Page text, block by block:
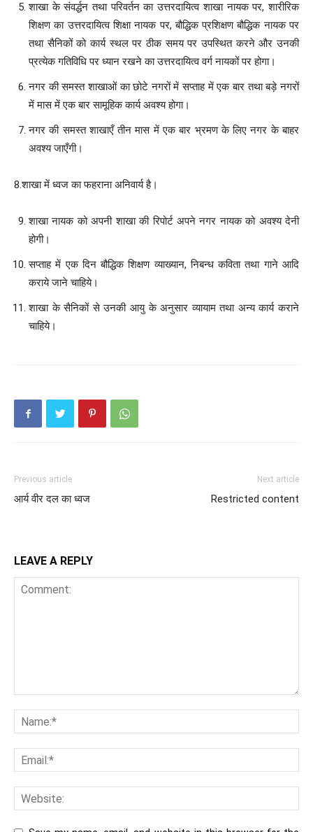
शाखा के संवर्द्धन तथा परिवर्तन का उत्तरदायित्व शाखा नायक पर, शारीरिक
शिक्षण का उत्तरदायित्व शिक्षा नायक पर, बौद्धिक प्रशिक्षण बौद्धिक नायक पर
तथा सैनिकों को कार्य स्थल पर ठीक समय पर उपस्थित करने और उनकी
प्रत्येक गतिविधि पर ध्यान रखने का उत्तरदायित्व वर्ग नायकों पर होगा।
नगर की समस्त शाखाओं का छोटे नगरों में सप्ताह में एक बार तथा बड़े नगरों
में मास में एक बार सामूहिक कार्य अवश्य होगा।
नगर की समस्त शाखाएँ तीन मास में एक बार भ्रमण के लिए नगर के बाहर
अवश्य जाएँगी।
8.शाखा में ध्वज का फहराना अनिवार्य है।
शाखा नायक को अपनी शाखा की रिपोर्ट अपने नगर नायक को अवश्य देनी
होगी।
सप्ताह में एक दिन बौद्धिक शिक्षण व्याख्यान, निबन्ध कविता तथा गाने आदि
कराये जाने चाहिये।
शाखा के सैनिकों से उनकी आयु के अनुसार व्यायाम तथा अन्य कार्य कराने
चाहिये।
Previous article
आर्य वीर दल का ध्वज
Next article
Restricted content
LEAVE A REPLY